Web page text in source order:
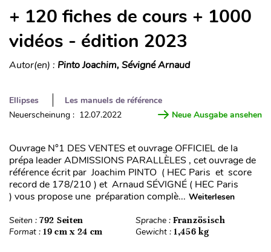
+ 120 fiches de cours + 1000
vidéos - édition 2023
Autor(en) : Pinto Joachim, Sévigné Arnaud
Ellipses
Les manuels de référence
Neuerscheinung : 12.07.2022
Neue Ausgabe ansehen
Ouvrage N°1 DES VENTES et ouvrage OFFICIEL de la
prépa leader ADMISSIONS PARALLÈLES , cet ouvrage de
référence écrit par Joachim PINTO ( HEC Paris et score
record de 178/210 ) et Arnaud SÉVIGNÉ ( HEC Paris
) vous propose une préparation complè... Weiterlesen
Seiten : 792 Seiten Sprache : Französisch
Format : 19 cm x 24 cm Gewicht : 1,456 kg